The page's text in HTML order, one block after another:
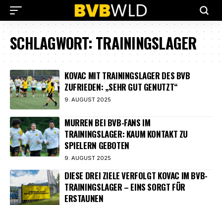
SCHLAGWORT:TRAININGSLAGER
KOVAC MIT TRAININGSLAGER DES BVB
ZUFRIEDEN: „SEHR GUT GENUTZT“
9. AUGUST 2025
MURREN BEI BVB-FANS IM
TRAININGSLAGER: KAUM KONTAKT ZU
SPIELERN GEBOTEN
9. AUGUST 2025
DIESE DREI ZIELE VERFOLGT KOVAC IM BVB-
TRAININGSLAGER – EINS SORGT FÜR
ERSTAUNEN